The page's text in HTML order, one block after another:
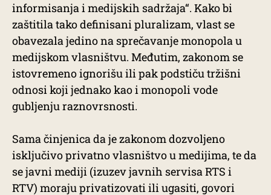
informisanja i medijskih sadržaja“. Kako bi
zaštitila tako definisani pluralizam, vlast se
obavezala jedino na sprečavanje monopola u
medijskom vlasništvu. Međutim, zakonom se
istovremeno ignorišu ili pak podstiču tržišni
odnosi koji jednako kao i monopoli vode
gubljenju raznovrsnosti.
Sama činjenica da je zakonom dozvoljeno
isključivo privatno vlasništvo u medijima, te da
se javni mediji (izuzev javnih servisa RTS i
RTV) moraju privatizovati ili ugasiti, govori